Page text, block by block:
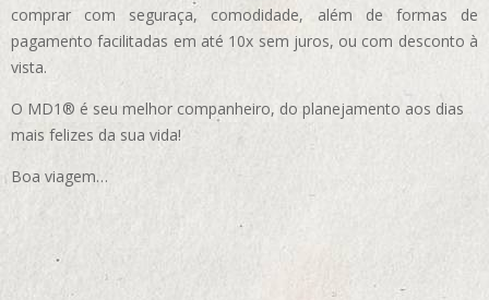
comprar com seguraça, comodidade, além de formas de
pagamento facilitadas em até 10x sem juros, ou com desconto à
vista.
O MD1® é seu melhor companheiro, do planejamento aos dias
mais felizes da sua vida!
Boa viagem…